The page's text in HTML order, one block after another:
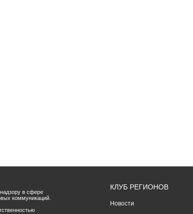
в сфере
коммуникаций.
КЛУБ РЕГИОНОВ
Новости